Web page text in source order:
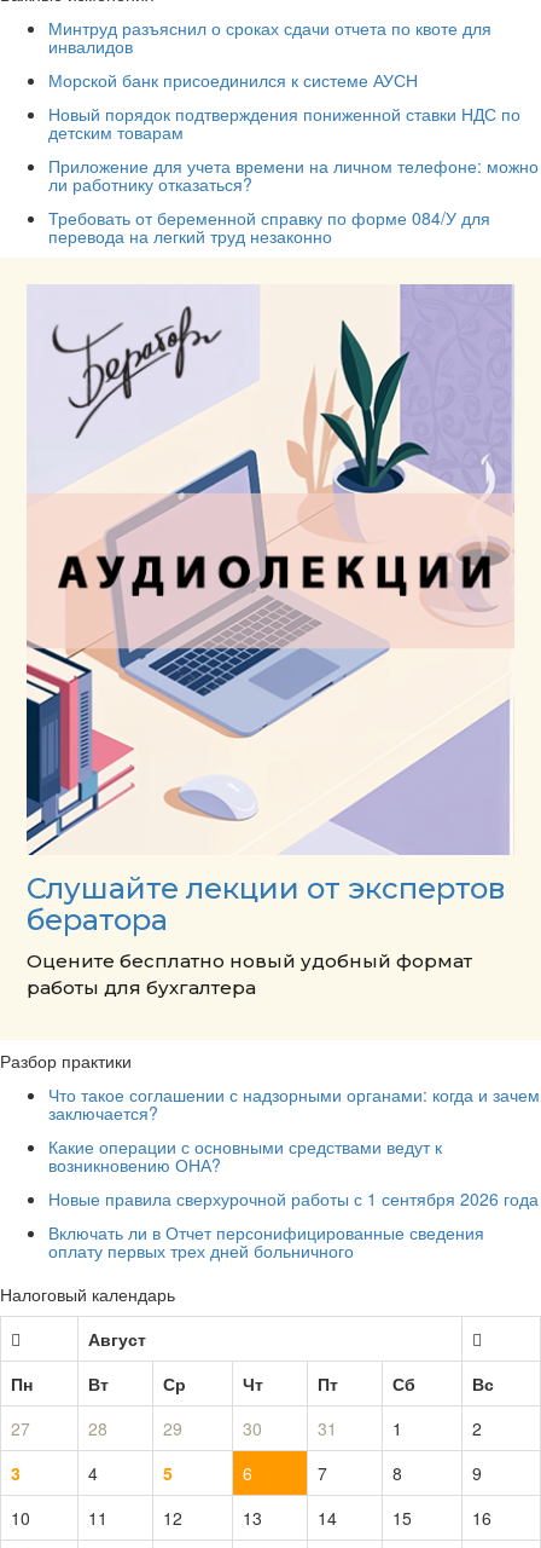
Минтруд разъяснил о сроках сдачи отчета по квоте для
инвалидов
Морской банк присоединился к системе АУСН
Новый порядок подтверждения пониженной ставки НДС по
детским товарам
Приложение для учета времени на личном телефоне: можно
ли работнику отказаться?
Требовать от беременной справку по форме 084/У для
перевода на легкий труд незаконно
Слушайте лекции от экспертов
бератора
Оцените бесплатно новый удобный формат
работы для бухгалтера
Разбор практики
Что такое соглашении с надзорными органами: когда и зачем
заключается?
Какие операции с основными средствами ведут к
возникновению ОНА?
Новые правила сверхурочной работы с 1 сентября 2026 года
Включать ли в Отчет персонифицированные сведения
оплату первых трех дней больничного
Налоговый календарь
Август
Пн
Вт Ср Чт Пт Сб
Вс
27
28 29 30 31 1
2
3
4 5 6 7 8
9
10
11 12 13 14 15
16